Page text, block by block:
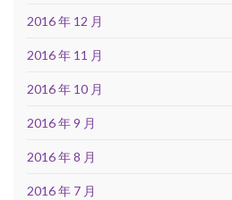
2016 年 12 月
2016 年 11 月
2016 年 10 月
2016 年 9 月
2016 年 8 月
2016 年 7 月